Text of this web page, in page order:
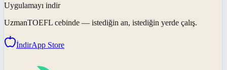
Uygulamayı indir
UzmanTOEFL cebinde — istediğin an, istediğin yerde çalış.
İndirApp Store